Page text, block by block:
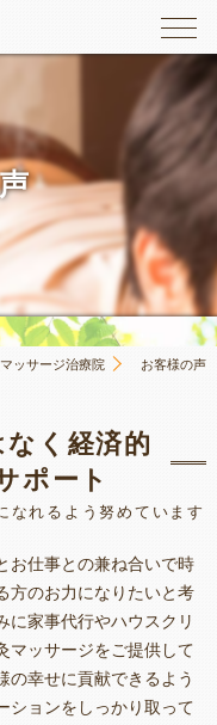
ッサージ治療院 お客様の声
く経済的
ポート
なれるよう努めています
お仕事との兼ね合いで時
方のお力になりたいと考
に家事代行やハウスクリ
マッサージをご提供して
の幸せに貢献できるよう
ションをしっかり取って